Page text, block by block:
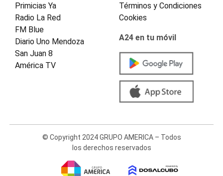
Primicias Ya
Radio La Red
FM Blue
Diario Uno Mendoza
San Juan 8
América TV
Términos y Condiciones
Cookies
A24 en tu móvil
© Copyright 2024 GRUPO AMERICA – Todos
los derechos reservados